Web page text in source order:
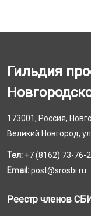
Гильдия
173001, Россия,
Великий Новгород,
Тел: +7 (8162) 73-76-
Email:post@srosbi.ru
Реестр членов